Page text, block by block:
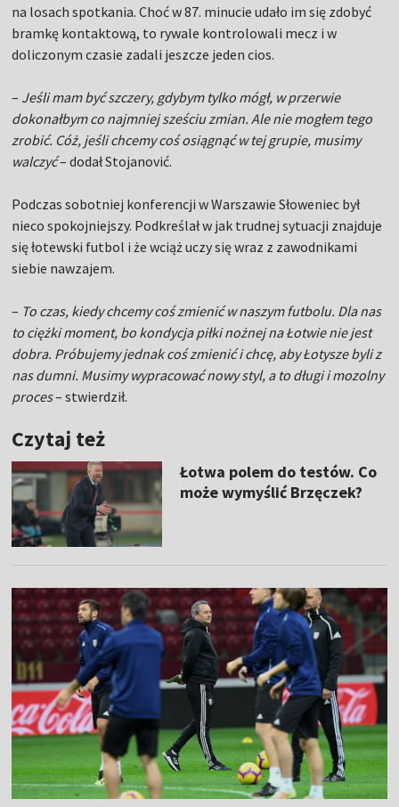
na losach spotkania. Choć w 87. minucie udało im się zdobyć
bramkę kontaktową, to rywale kontrolowali mecz i w
doliczonym czasie zadali jeszcze jeden cios.
– Jeśli mam być szczery, gdybym tylko mógł, w przerwie
dokonałbym co najmniej sześciu zmian. Ale nie mogłem tego
zrobić. Cóż, jeśli chcemy coś osiągnąć w tej grupie, musimy
walczyć– dodał Stojanović.
Podczas sobotniej konferencji w Warszawie Słoweniec był
nieco spokojniejszy. Podkreślał w jak trudnej sytuacji znajduje
się łotewski futbol i że wciąż uczy się wraz z zawodnikami
siebie nawzajem.
– To czas, kiedy chcemy coś zmienić w naszym futbolu. Dla nas
to ciężki moment, bo kondycja piłki nożnej na Łotwie nie jest
dobra. Próbujemy jednak coś zmienić i chcę, aby Łotysze byli z
nas dumni. Musimy wypracować nowy styl, a to długi i mozolny
proces– stwierdził.
Czytaj też
Łotwa polem do testów. Co
może wymyślić Brzęczek?